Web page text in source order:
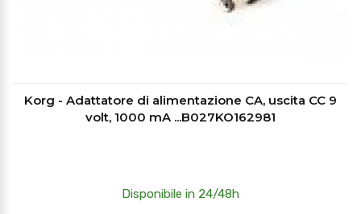
Korg - Adattatore di alimentazione CA, uscita CC 9
volt, 1000 mA ...B027KO162981
Disponibile in 24/48h